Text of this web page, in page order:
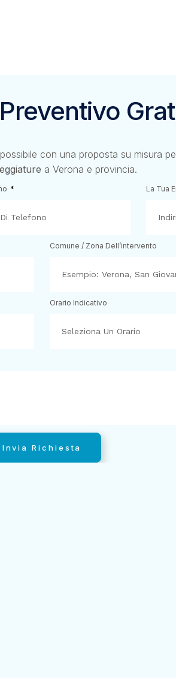
con una proposta su misura
a Verona e provincia.
La Tua
Comune / Zona Dell’intervento
Orario Indicativo
Invia Richiesta